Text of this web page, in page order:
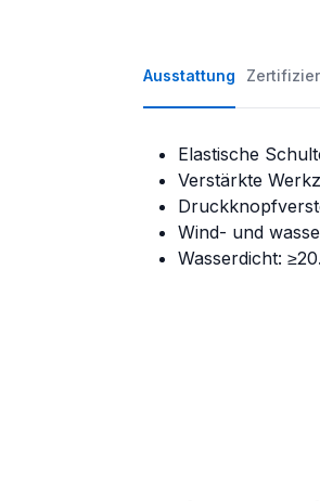
Ausstattung
Elastische
Verstärkte
Wind- und
Wasserdicht: